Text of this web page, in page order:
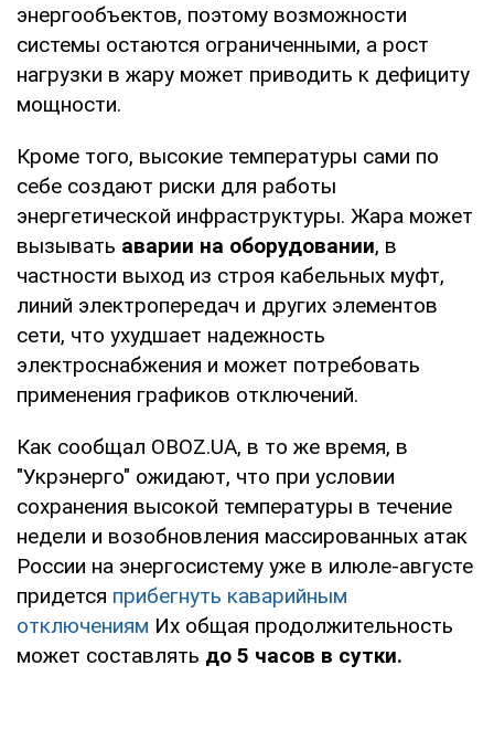
Харьков и
область
https://oblenergo.kharkov.ua/uk/
Херсонская
область
Хмельницкий и
область
https://hoe.com.ua/shutdown/new
Черкассы и
область
https://cherkasyoblenergo.com/off
область
Черниговская
область
https://chernihivoblenergo.com.ua/
энергообъектов, поэтому возможности
системы остаются ограниченными, а рост
нагрузки в жару может приводить к дефициту
мощности.
Кроме того, высокие температуры сами по
себе создают риски для работы
энергетической инфраструктуры. Жара может
вызывать аварии на оборудовании, в
частности выход из строя кабельных муфт,
линий электропередач и других элементов
сети, что ухудшает надежность
электроснабжения и может потребовать
применения графиков отключений.
Как сообщал OBOZ.UA, в то же время, в
"Укрэнерго" ожидают, что при условии
сохранения высокой температуры в течение
недели и возобновления массированных атак
России на энергосистему уже в илюле-августе
придется прибегнуть каварийным
отключениям Их общая продолжительность
может составлять до 5 часов в сутки.